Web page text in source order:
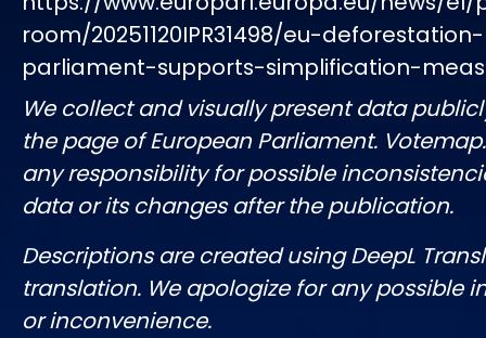
room/20251120IPR31498/eu-
parliament-supports-simplification-
We collect and visually present data
the page of European Parliament.
any responsibility for possible
data or its changes after the publication.
Descriptions are created using DeepL
translation. We apologize for any possible
or inconvenience.